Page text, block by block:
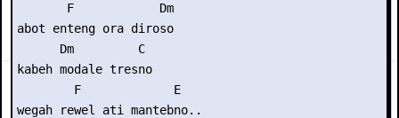
       F            Dm
abot enteng ora diroso
      Dm         C
kabeh modale tresno
        F             E
wegah rewel ati mantebno..